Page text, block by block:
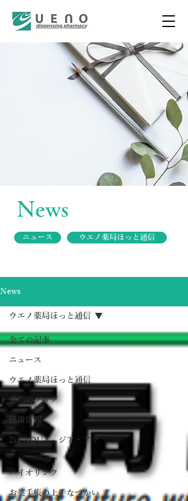
News
ニュース ウエノ薬局ほっと通信
News
全ての記事
ニュース
ウエノ薬局ほっと通信
薬剤師ブログ
健康情報
Zia AQUA - ジア・アク
ア
バイオリンク
お薬手帳の上手なつかい
ウエノ薬局ほっと通信